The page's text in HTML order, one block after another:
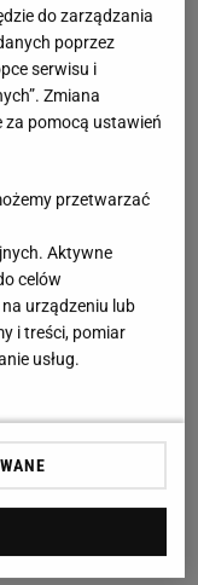
do zarządzania
poprzez
serwisu i
Zmiana
za pomocą ustawień
przetwarzać
Aktywne
celów
urządzeniu lub
i treści, pomiar
usług.